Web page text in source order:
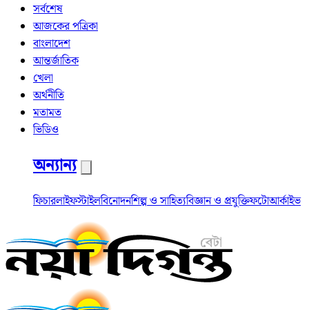
সর্বশেষ
আজকের পত্রিকা
বাংলাদেশ
আন্তর্জাতিক
খেলা
অর্থনীতি
মতামত
ভিডিও
অন্যান্য
ফিচারলাইফস্টাইলবিনোদনশিল্প ও সাহিত্যবিজ্ঞান ও প্রযুক্তিফটোআর্কাইভ